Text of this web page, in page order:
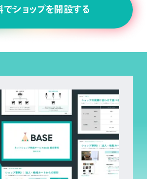
でショップを開設する